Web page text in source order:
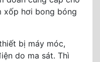
xốp hơi bong bóng
bị máy móc,
do ma sát. Thì